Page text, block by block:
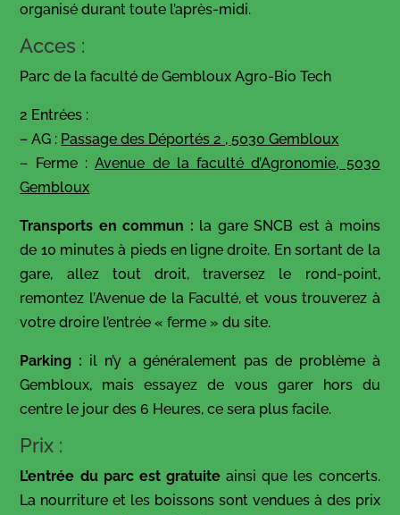
organisé durant toute l’après-midi.
Acces :
Parc de la faculté de Gembloux Agro-Bio Tech
2 Entrées :
– AG : Passage des Déportés 2 , 5030 Gembloux
– Ferme :Avenue de la faculté d’Agronomie, 5030
Gembloux
Transports en commun : la gare SNCB est à moins
de 10 minutes à pieds en ligne droite. En sortant de la
gare, allez tout droit, traversez le rond-point,
remontez l’Avenue de la Faculté, et vous trouverez à
votre droire l’entrée « ferme » du site.
Parking : il n’y a généralement pas de problème à
Gembloux, mais essayez de vous garer hors du
centre le jour des 6 Heures, ce sera plus facile.
Prix :
L’entrée du parc est gratuite ainsi que les concerts.
La nourriture et les boissons sont vendues à des prix